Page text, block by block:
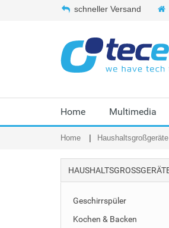
schneller Versand
Home Multimedia
Home Haushaltsgroßgeräte
HAUSHALTSGROSSGERÄTE
Geschirrspüler
Kochen & Backen